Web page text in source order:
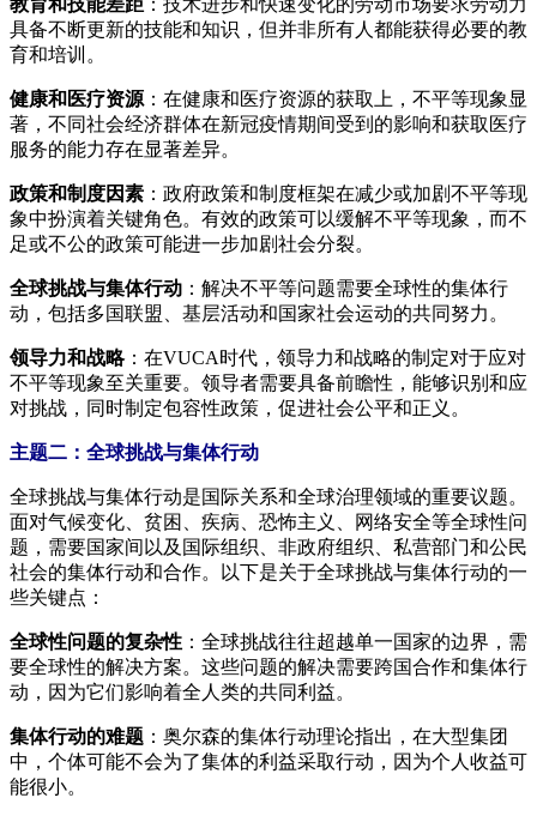
具备不断更新的技能和知识，但并非所有人都能获得必要的教
育和培训。
健康和医疗资源 ：在健康和医疗资源的获取上，不平等现象显
著，不同社会经济群体在新冠疫情期间受到的影响和获取医疗
服务的能力存在显著差异。
政策和制度因素 ：政府政策和制度框架在减少或加剧不平等现
象中扮演着关键角色。有效的政策可以缓解不平等现象，而不
足或不公的政策可能进一步加剧社会分裂。
全球挑战与集体行动 ：解决不平等问题需要全球性的集体行
动，包括多国联盟、基层活动和国家社会运动的共同努力。
领导力和战略：在VUCA时代，领导力和战略的制定对于应对
不平等现象至关重要。领导者需要具备前瞻性，能够识别和应
对挑战，同时制定包容性政策，促进社会公平和正义。
主题二：全球挑战与集体行动
全球挑战与集体行动是国际关系和全球治理领域的重要议题。
面对气候变化、贫困、疾病、恐怖主义、网络安全等全球性问
题，需要国家间以及国际组织、非政府组织、私营部门和公民
社会的集体行动和合作。以下是关于全球挑战与集体行动的一
些关键点：
全球性问题的复杂性 ：全球挑战往往超越单一国家的边界，需
要全球性的解决方案。这些问题的解决需要跨国合作和集体行
动，因为它们影响着全人类的共同利益。
集体行动的难题 ：奥尔森的集体行动理论指出，在大型集团
中，个体可能不会为了集体的利益采取行动，因为个人收益可
能很小。